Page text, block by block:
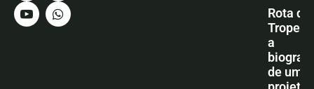
Rota
a
de um